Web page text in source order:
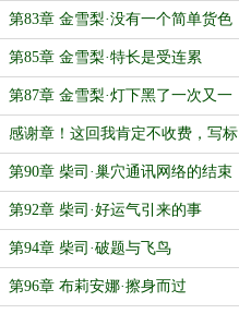
序
第83章 金雪梨·没有一个简单货色
第85章 金雪梨·特长是受连累
第87章 金雪梨·灯下黑了一次又一
次
感谢章！这回我肯定不收费，写标
题里
第90章 柴司·巢穴通讯网络的结束
第92章 柴司·好运气引来的事
第94章 柴司·破题与飞鸟
第96章 布莉安娜·擦身而过